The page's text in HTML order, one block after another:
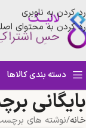
رد کردن به ناوبری
رد کردن به محتوای
دسته بندی کالاها
بایگانی
خانه نوشته های